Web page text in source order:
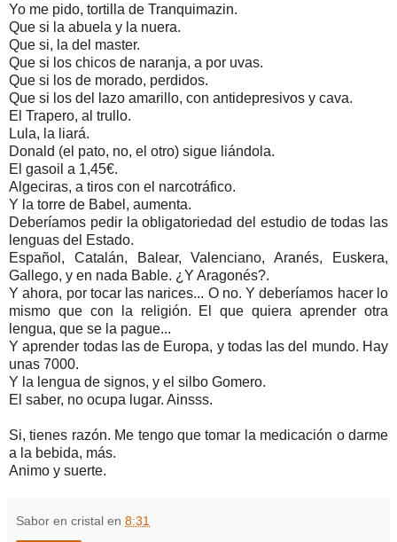
Yo me pido, tortilla de Tranquimazin.
Que si la abuela y la nuera.
Que si, la del master.
Que si los chicos de naranja, a por uvas.
Que si los de morado, perdidos.
Que si los del lazo amarillo, con antidepresivos y cava.
El Trapero, al trullo.
Lula, la liará.
Donald (el pato, no, el otro) sigue liándola.
El gasoil a 1,45€.
Algeciras, a tiros con el narcotráfico.
Y la torre de Babel, aumenta.
Deberíamos pedir la obligatoriedad del estudio de todas las
lenguas del Estado.
Español, Catalán, Balear, Valenciano, Aranés, Euskera,
Gallego, y en nada Bable. ¿Y Aragonés?.
Y ahora, por tocar las narices... O no. Y deberíamos hacer lo
mismo que con la religión. El que quiera aprender otra
lengua, que se la pague...
Y aprender todas las de Europa, y todas las del mundo. Hay
unas 7000.
Y la lengua de signos, y el silbo Gomero.
El saber, no ocupa lugar. Ainsss.
Si, tienes razón. Me tengo que tomar la medicación o darme
a la bebida, más.
Animo y suerte.
Sabor en cristal en 8:31